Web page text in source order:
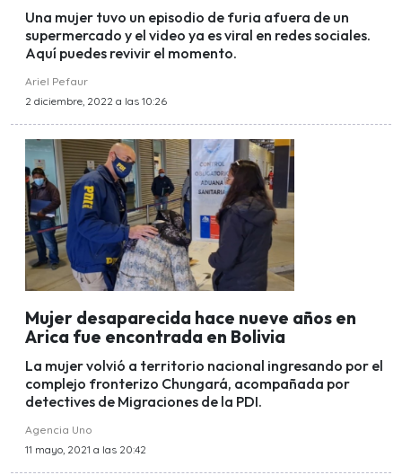
Una mujer tuvo un episodio de furia afuera de un
supermercado y el video ya es viral en redes sociales.
Aquí puedes revivir el momento.
Ariel Pefaur
2 diciembre, 2022 a las 10:26
Mujer desaparecida hace nueve años en
Arica fue encontrada en Bolivia
La mujer volvió a territorio nacional ingresando por el
complejo fronterizo Chungará, acompañada por
detectives de Migraciones de la PDI.
Agencia Uno
11 mayo, 2021 a las 20:42